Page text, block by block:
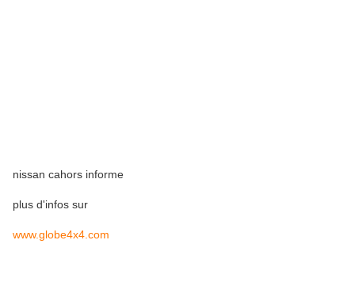
nissan cahors informe
plus d'infos sur
www.globe4x4.com